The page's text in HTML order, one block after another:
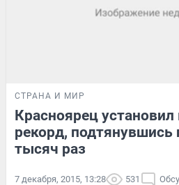
СТРАНА И МИР
Красноярец
рекорд, подтянувшись
тысяч раз
7 декабря, 2015, 13:28 531